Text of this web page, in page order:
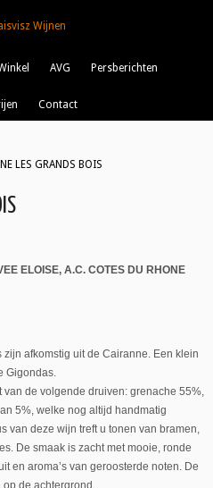
AVG Persberichten
Contact
LES GRANDS BOIS
ELOISE, A.C. COTES DU RHONE
afkomstig uit de Cairanne. Een klein
Gigondas.
de volgende druiven: grenache 55%,
5%, welke nog altijd handmatig
van deze wijn treft u tonen van bramen,
De smaak is zacht met mooie, ronde
en aroma’s van geroosterde noten. De
de achtergrond.